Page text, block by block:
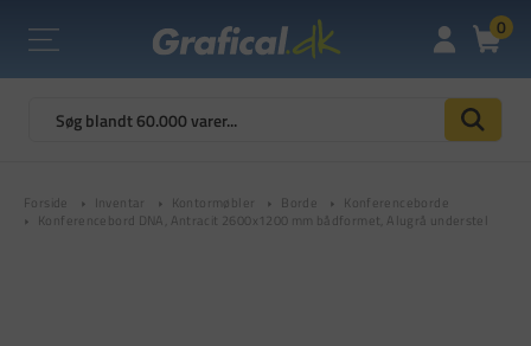
0
Forside Inventar Kontormøbler Borde
Konferenceborde
Konferencebord DNA, Antracit 2600x1200 mm bådformet, Alugrå understel